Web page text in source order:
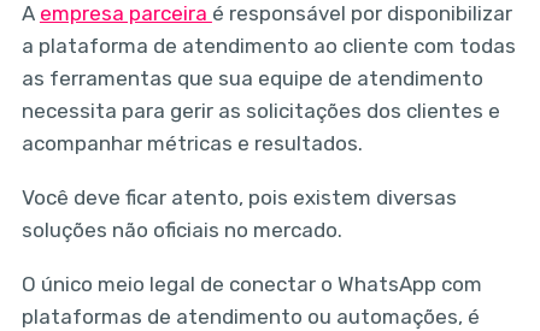
A empresa parceira é responsável por disponibilizar
a plataforma de atendimento ao cliente com todas
as ferramentas que sua equipe de atendimento
necessita para gerir as solicitações dos clientes e
acompanhar métricas e resultados.
Você deve ficar atento, pois existem diversas
soluções não oficiais no mercado.
O único meio legal de conectar o WhatsApp com
plataformas de atendimento ou automações, é